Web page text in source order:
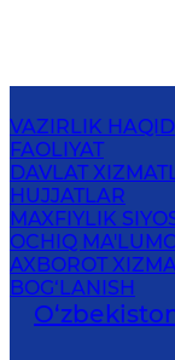
VAZIRLIK
FAOLIYAT
DAVLAT
HUJJATLAR
MAXFIYLIK
OCHIQ
AXBOROT
BOG‘LANISH